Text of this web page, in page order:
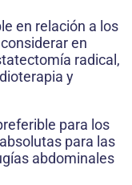
en relación a los
en
radical,
y
para los
para las
abdominales